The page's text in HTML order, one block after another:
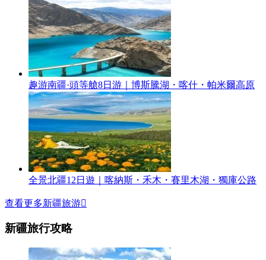
趣游南疆·頭等艙8日游｜博斯騰湖・喀什・帕米爾高原
全景北疆12日遊｜喀納斯・禾木・賽里木湖・獨庫公路
查看更多新疆旅游
新疆旅行攻略